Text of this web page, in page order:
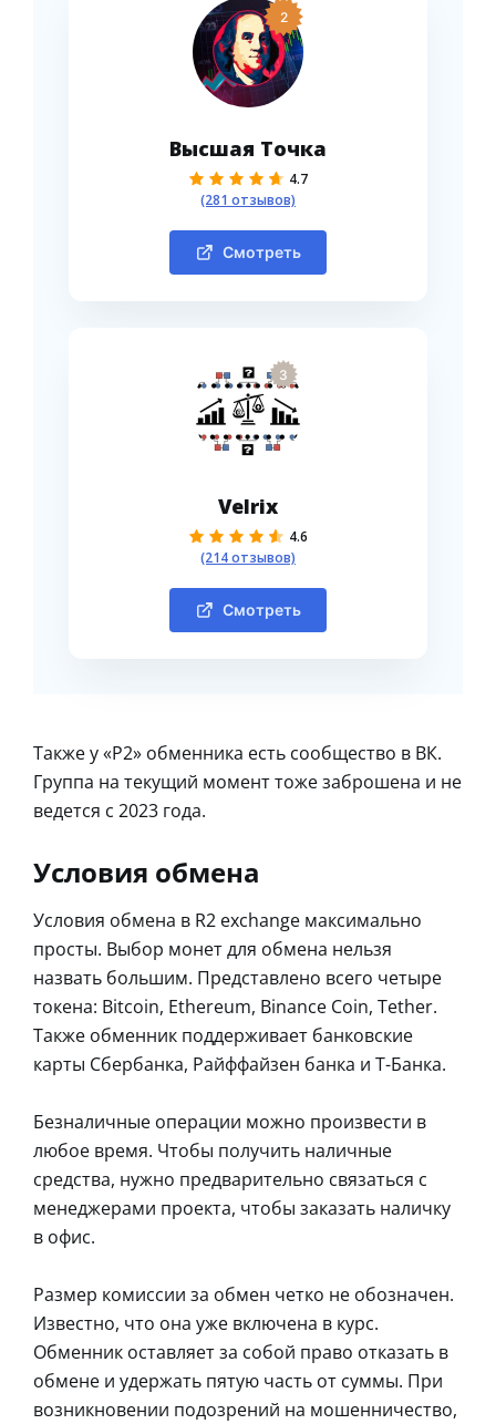
2
Высшая Точка
4.7
(281 отзывов)
Смотреть
3
Velrix
4.6
(214 отзывов)
Смотреть
Также у «Р2» обменника есть сообщество в ВК.
Группа на текущий момент тоже заброшена и не
ведется с 2023 года.
Условия обмена
Условия обмена в R2 exchange максимально
просты. Выбор монет для обмена нельзя
назвать большим. Представлено всего четыре
токена: Bitcoin, Ethereum, Binance Coin, Tether.
Также обменник поддерживает банковские
карты Сбербанка, Райффайзен банка и Т-Банка.
Безналичные операции можно произвести в
любое время. Чтобы получить наличные
средства, нужно предварительно связаться с
менеджерами проекта, чтобы заказать наличку
в офис.
Размер комиссии за обмен четко не обозначен.
Известно, что она уже включена в курс.
Обменник оставляет за собой право отказать в
обмене и удержать пятую часть от суммы. При
возникновении подозрений на мошенничество,